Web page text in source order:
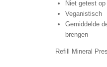
Niet getest op
Veganistisch
Gemiddelde
brengen
Refill Mineral